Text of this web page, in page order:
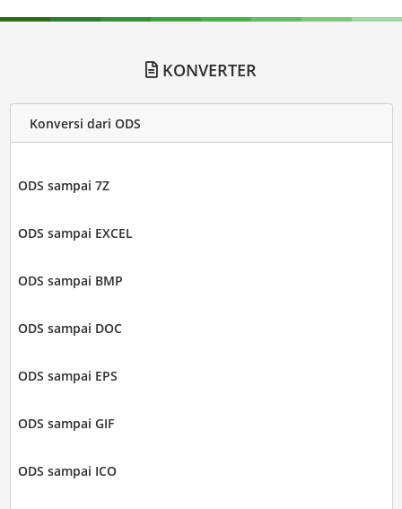
KONVERTER
Konversi dari ODS
ODS sampai 7Z
ODS sampai EXCEL
ODS sampai BMP
ODS sampai DOC
ODS sampai EPS
ODS sampai GIF
ODS sampai ICO